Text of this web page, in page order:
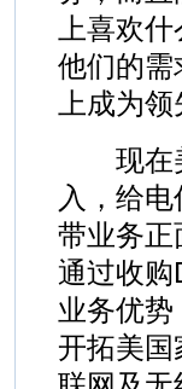
上喜欢
他们的需
上成为
现在美
入，给
带业务正
通过收购
业务优
开拓美国